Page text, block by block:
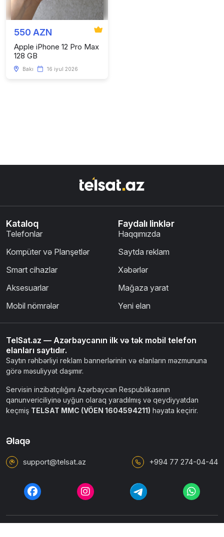
550 AZN
Apple iPhone 12 Pro Max
128 GB
Bakı 16 iyul 2026
Kataloq
Telefonlar
Kompüter və Planşetlər
Smart cihazlar
Aksesuarlar
Mobil nömrələr
Faydalı linklər
Haqqımızda
Saytda reklam
Xəbərlər
Mağaza yarat
Yeni elan
TelSat.az — Azərbaycanın ilk və tək mobil telefon
elanları saytıdır.
Saytın rəhbərliyi reklam bannerlərinin və elanların məzmununa
görə məsuliyyət daşımır.
Servisin inzibatçılığını Azərbaycan Respublikasının
qanunvericiliyinə uyğun olaraq yaradılmış və qeydiyyatdan
keçmiş TELSAT MMC (VÖEN 1604594211) həyata keçirir.
Əlaqə
support@telsat.az +994 77 274-04-44